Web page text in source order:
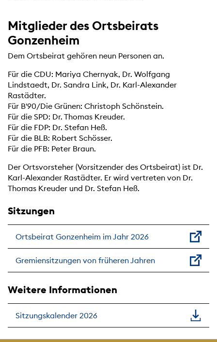
Mitglieder des Ortsbeirats
Gonzenheim
Dem Ortsbeirat gehören neun Personen an.
Für die CDU: Mariya Chernyak, Dr. Wolfgang
Lindstaedt, Dr. Sandra Link, Dr. Karl-Alexander
Rastädter.
Für B'90/Die Grünen: Christoph Schönstein.
Für die SPD: Dr. Thomas Kreuder.
Für die FDP: Dr. Stefan Heß.
Für die BLB: Robert Schösser.
Für die PFB: Peter Braun.
Der Ortsvorsteher (Vorsitzender des Ortsbeirat) ist Dr.
Karl-Alexander Rastädter. Er wird vertreten von Dr.
Thomas Kreuder und Dr. Stefan Heß.
Sitzungen
Ortsbeirat Gonzenheim im Jahr 2026
Gremiensitzungen von früheren Jahren
Weitere Informationen
Sitzungskalender 2026